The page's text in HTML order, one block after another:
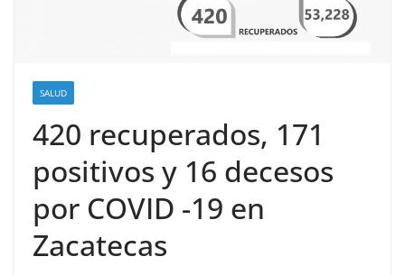
SALUD
420 recuperados, 171
positivos y 16 decesos
por COVID -19 en
Zacatecas